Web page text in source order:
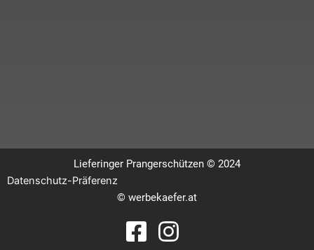
Lieferinger Prangerschützen © 2024
Datenschutz-Präferenz
© werbekaefer.at